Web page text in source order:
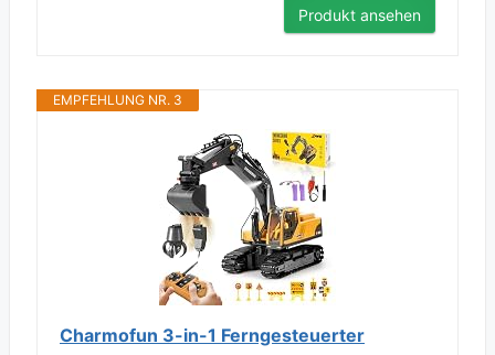
Produkt ansehen
EMPFEHLUNG NR. 3
Charmofun 3-in-1 Ferngesteuerter